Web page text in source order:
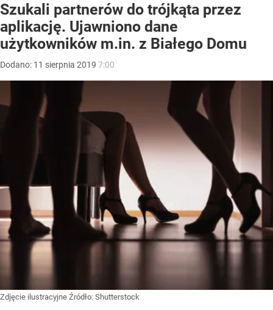
Szukali partnerów do trójkąta przez
aplikację. Ujawniono dane
użytkowników m.in. z Białego Domu
Dodano: 11 sierpnia 2019 7:00
Zdjęcie ilustracyjne Źródło: Shutterstock